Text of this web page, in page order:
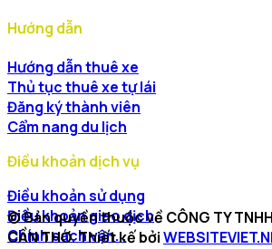
Hướng dẫn
Hướng dẫn thuê xe
Thủ tục thuê xe tự lái
Đăng ký thành viên
Cẩm nang du lịch
Điều khoản dịch vụ
Điều khoản sử dụng
Điều khoản giao dịch
Chính sách vận...
© Bản quyền thuộc về CÔNG TY
CẦN THƠ. Thiết kế bởi